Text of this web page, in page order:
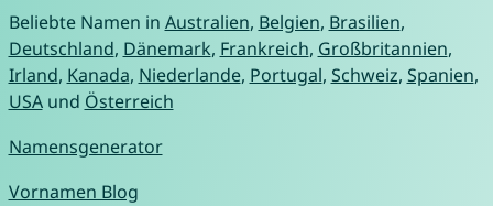
Beliebte Namen in Australien, Belgien, Brasilien,
Deutschland, Dänemark, Frankreich, Großbritannien,
Irland, Kanada, Niederlande, Portugal, Schweiz, Spanien,
USAund Österreich
Namensgenerator
Vornamen Blog